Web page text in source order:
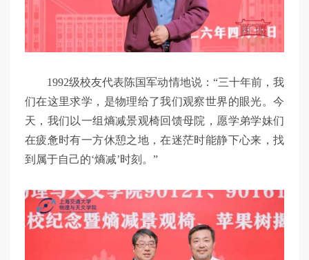
1992级校友代表陈国军动情地说：“三十年前，我
们在这里求学，是物理给了我们观察世界的眼光。今
天，我们以一组熵减景观椅回馈母院，愿学弟学妹们
在疲惫时有一方休憩之地，在迷茫时能静下心来，找
到属于自己的‘熵减’时刻。”